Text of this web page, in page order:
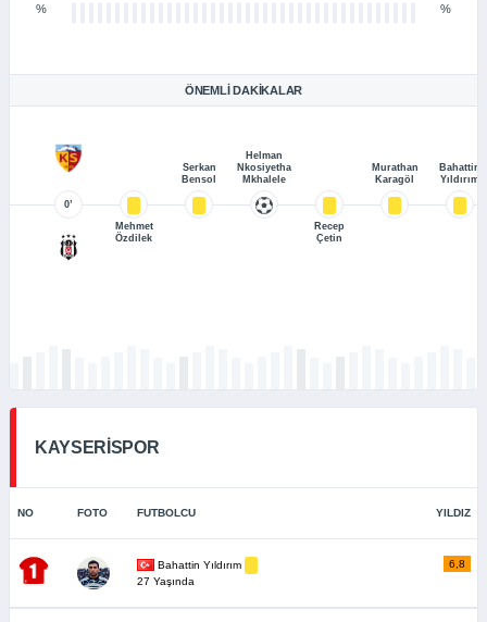
% %
ÖNEMLI DAKIKALAR
0’
Mehmet
Özdilek
Serkan
Bensol
Helman
Nkosiyetha
Mkhalele
Recep
Çetin
Murathan
Karagöl
Bahattin
Yıldırım
KAYSERİSPOR
NO FOTO FUTBOLCU YILDIZ
Bahattin Yıldırım
27 Yaşında
6,8